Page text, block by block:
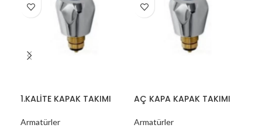
1.KALİTE KAPAK TAKIMI
Armatürler
AÇ KAPA KAPAK TAKIMI
Armatürler